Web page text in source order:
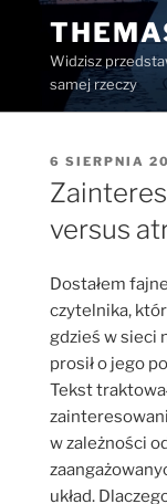
Widzisz
samej rzeczy
W
6 SIERPNIA
versus
Dostałem
czytelnika,
gdzieś w sieci
prosił o jego
Tekst
w zależności
układ.